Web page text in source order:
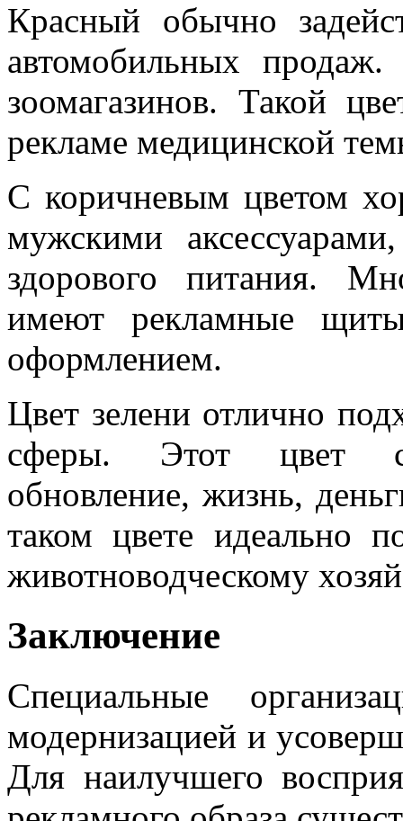
Красный обычно
автомобильных
зоомагазинов. Такой
рекламе медицинской
С коричневым цветом
мужскими
здорового питания.
имеют рекламные
оформлением.
Цвет зелени отлично
сферы. Этот цвет
обновление, жизнь,
таком цвете идеально
животноводческому
Заключение
Специальные
модернизацией и
Для наилучшего